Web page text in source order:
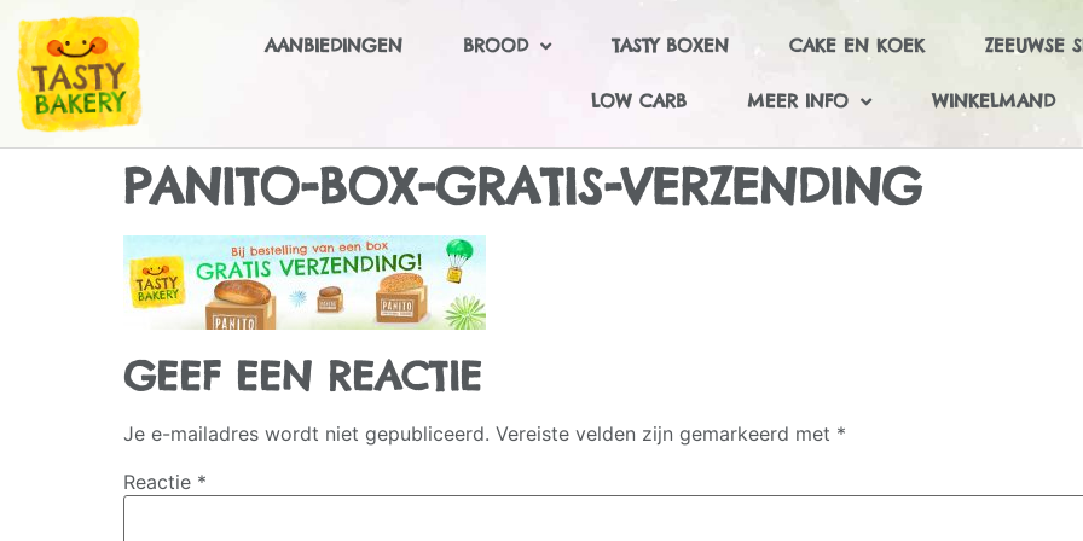
AANBIEDINGEN BROOD TASTY BOXEN CAKE EN KOEK ZEEUWSE
LOW CARB MEER INFO WINKELMAND
PANITO-BOX-GRATIS-VERZENDING
GEEF EEN REACTIE
Je e-mailadres wordt niet gepubliceerd. Vereiste velden zijn gemarkeerd met *
Reactie *